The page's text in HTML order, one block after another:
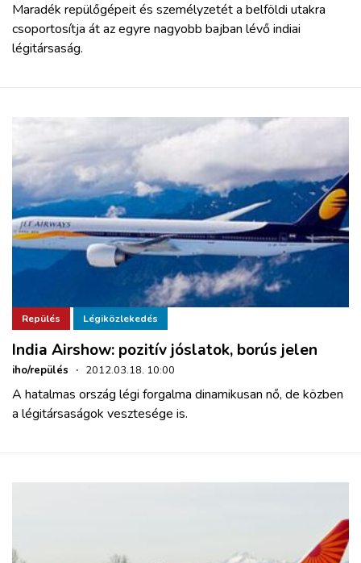
Maradék repülőgépeit és személyzetét a belföldi utakra
csoportosítja át az egyre nagyobb bajban lévő indiai
légitársaság.
Repülés Légiközlekedés
India Airshow: pozitív jóslatok, borús jelen
iho/repülés · 2012.03.18. 10:00
A hatalmas ország légi forgalma dinamikusan nő, de közben
a légitársaságok vesztesége is.